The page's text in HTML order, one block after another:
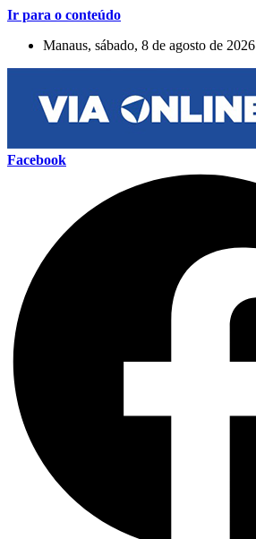
Ir para o conteúdo
Manaus, sábado, 8 de agosto de 2026
Facebook